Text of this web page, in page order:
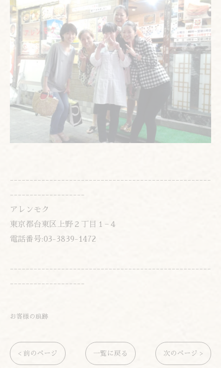
---------------------------------------------------
-------------------
アレンモク
東京都台東区上野２丁目１−４
電話番号:03-3839-1472
---------------------------------------------------
-------------------
お客様の痕跡
< 前のページ 一覧に戻る 次のページ >